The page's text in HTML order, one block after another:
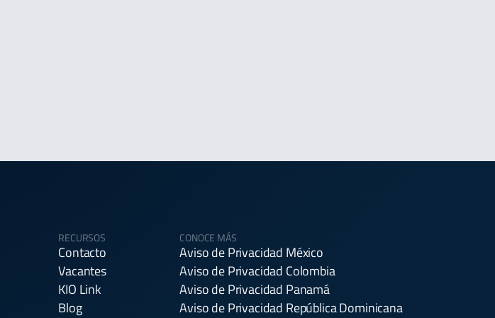
RECURSOS
Contacto
Vacantes
KIO Link
Blog
CONOCE MÁS
Aviso de Privacidad México
Aviso de Privacidad Colombia
Aviso de Privacidad Panamá
Aviso de Privacidad República Dominicana